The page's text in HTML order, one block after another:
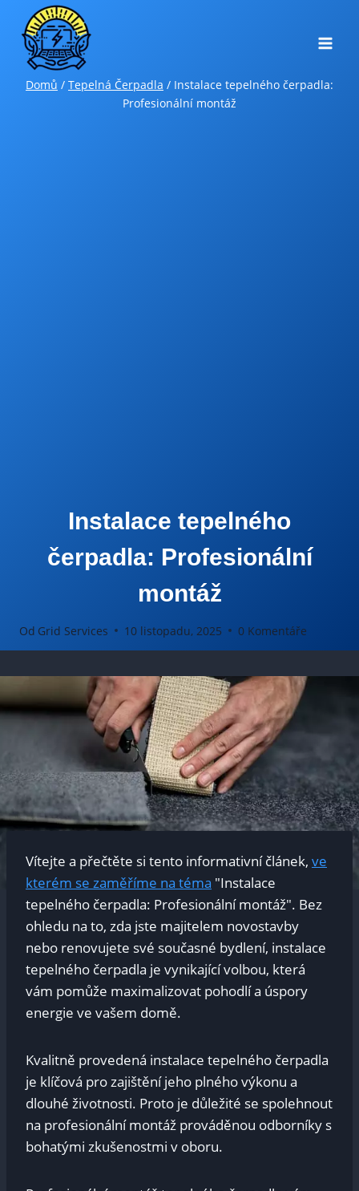
Přeskočit
obsah
Domů / Tepelná Čerpadla / Instalace tepelného čerpadla:
Profesionální montáž
Instalace tepelného
čerpadla: Profesionální
montáž
Od Grid Services 10 listopadu, 2025 0 Komentáře
Vítejte a přečtěte si tento informativní článek, ve
kterém se zaměříme na téma "Instalace
tepelného čerpadla: Profesionální montáž". Bez
ohledu na to, zda jste majitelem novostavby
nebo renovujete své současné bydlení, instalace
tepelného čerpadla je vynikající volbou, která
vám pomůže maximalizovat pohodlí a úspory
energie ve vašem domě.
Kvalitně provedená instalace tepelného čerpadla
je klíčová pro zajištění jeho plného výkonu a
dlouhé životnosti. Proto je důležité se spolehnout
na profesionální montáž prováděnou odborníky s
bohatými zkušenostmi v oboru.